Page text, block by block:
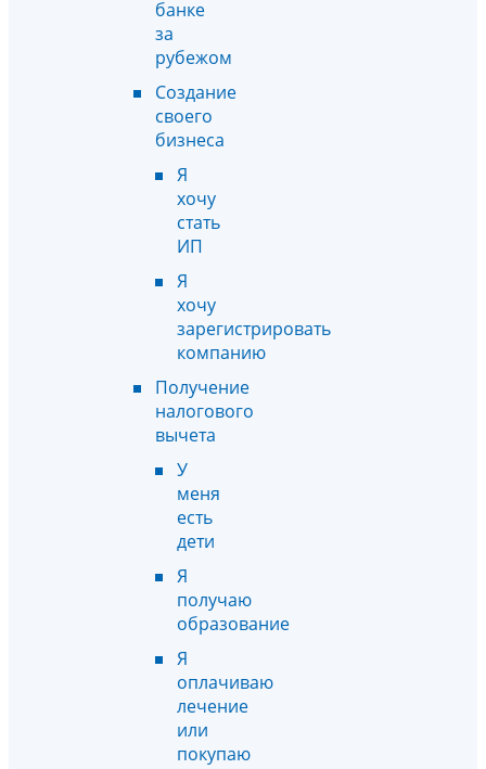
банке
за
рубежом
Создание
своего
бизнеса
Я
хочу
стать
ИП
Я
хочу
зарегистрировать
компанию
Получение
налогового
вычета
У
меня
есть
дети
Я
получаю
образование
Я
оплачиваю
лечение
или
покупаю